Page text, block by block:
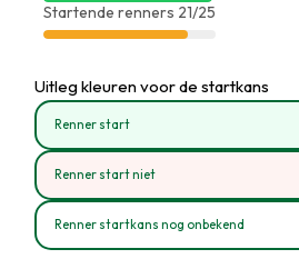
Startende renners 21/25
Uitleg kleuren voor de startkans
Renner start
Renner start niet
Renner startkans nog onbekend